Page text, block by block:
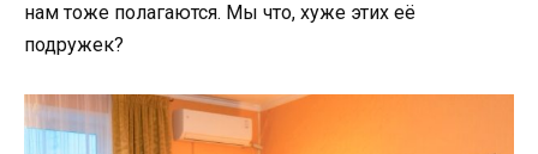
нам тоже полагаются. Мы что, хуже этих её
подружек?